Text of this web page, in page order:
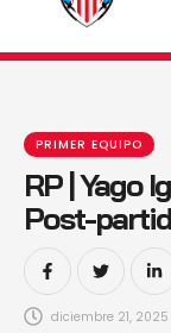
PRIMER EQUIPO
RP | Yago
Post-
diciembre 21, 2025